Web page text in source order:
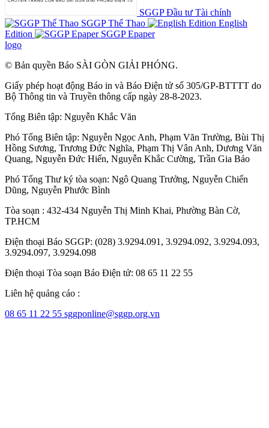
SGGP Đầu tư Tài chính
SGGP Thể Thao
English
Edition
SGGP Epaper
logo
© Bản quyền Báo SÀI GÒN GIẢI PHÓNG.
Giấy phép hoạt động Báo in và Báo Điện tử số 305/GP-BTTTT do
Bộ Thông tin và Truyền thông cấp ngày 28-8-2023.
Tổng Biên tập: Nguyễn Khắc Văn
Phó Tổng Biên tập: Nguyễn Ngọc Anh, Phạm Văn Trường, Bùi Thị
Hồng Sương, Trương Đức Nghĩa, Phạm Thị Vân Anh, Dương Văn
Quang, Nguyễn Đức Hiển, Nguyễn Khắc Cường, Trần Gia Bảo
Phó Tổng Thư ký tòa soạn: Ngô Quang Trưởng, Nguyễn Chiến
Dũng, Nguyễn Phước Bình
Tòa soạn : 432-434 Nguyễn Thị Minh Khai, Phường Bàn Cờ,
TP.HCM
Điện thoại Báo SGGP: (028) 3.9294.091, 3.9294.092, 3.9294.093,
3.9294.097, 3.9294.098
Điện thoại Tòa soạn Báo Điện tử: 08 65 11 22 55
Liên hệ quảng cáo :
08 65 11 22 55 sggponline@sggp.org.vn